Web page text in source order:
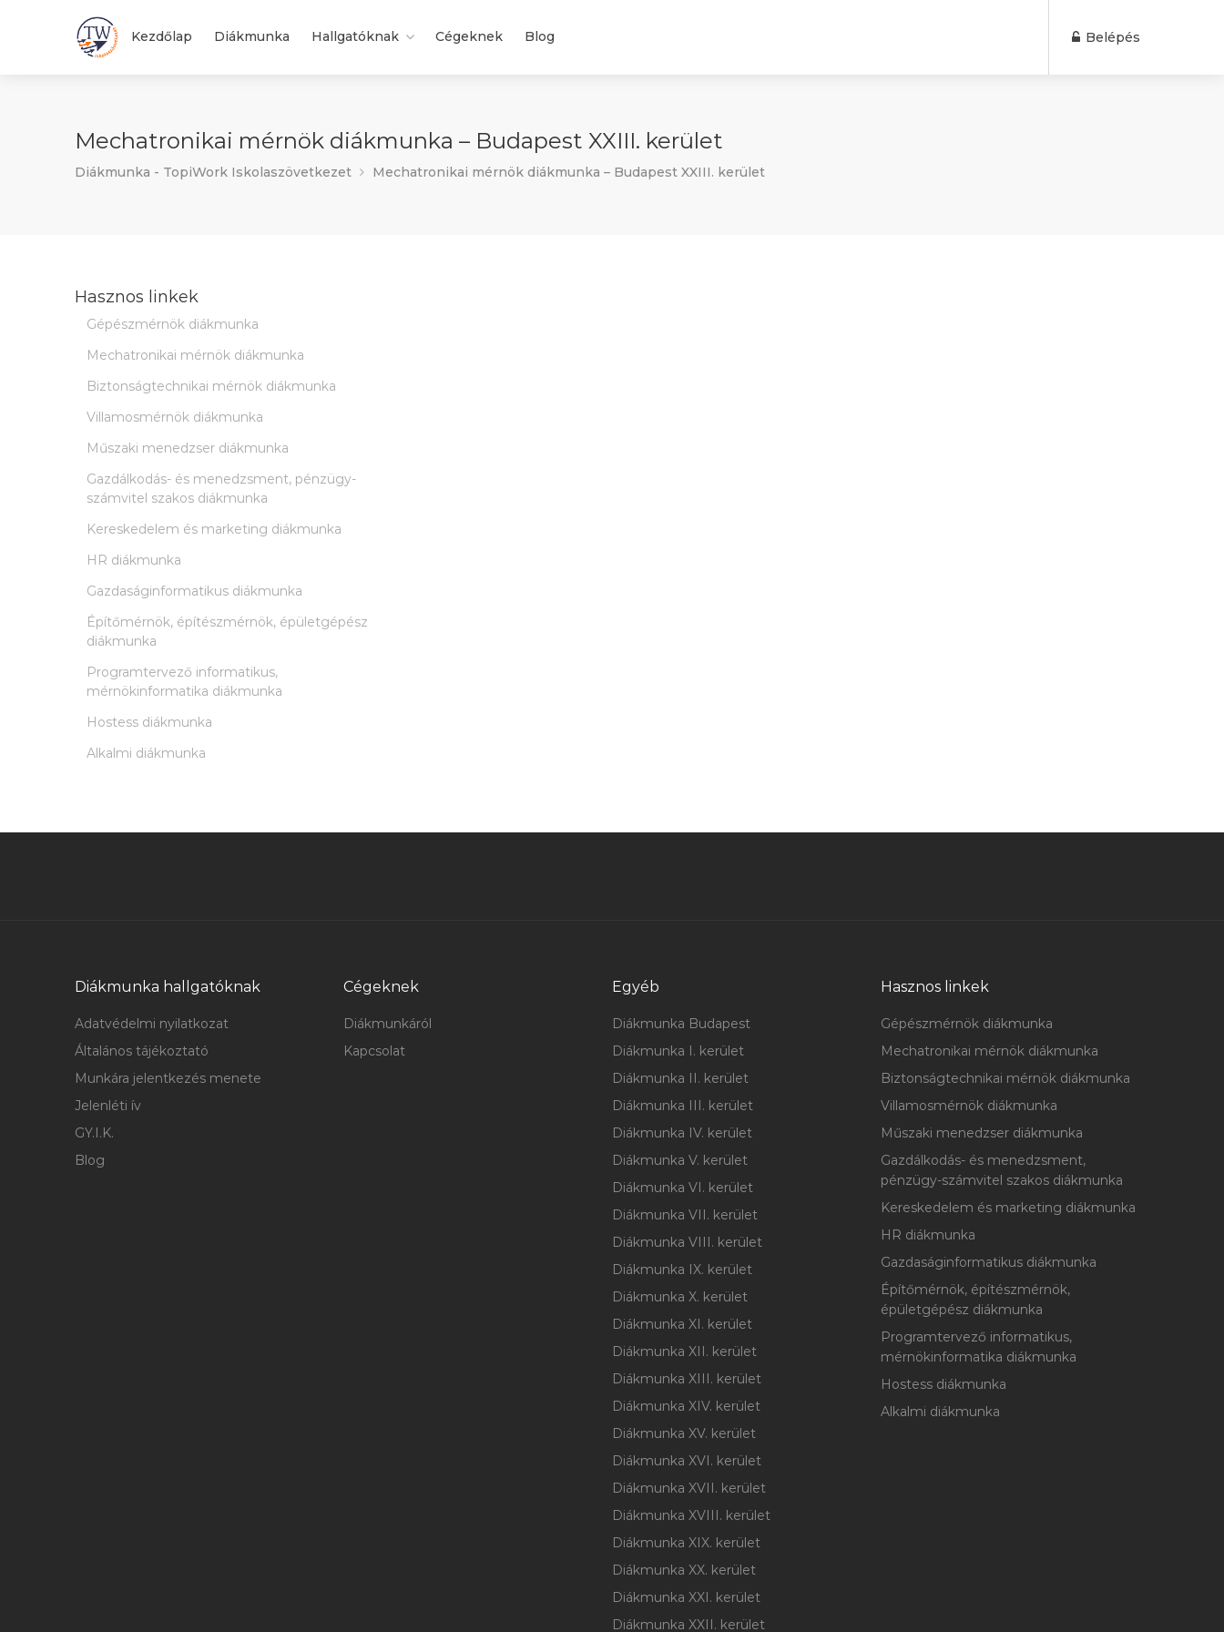
Kezdőlap Diákmunka Hallgatóknak Cégeknek Blog Belépés
Mechatronikai mérnök diákmunka – Budapest XXIII. kerület
Diákmunka - TopiWork Iskolaszövetkezet Mechatronikai mérnök diákmunka – Budapest XXIII. kerület
Hasznos linkek
Gépészmérnök diákmunka
Mechatronikai mérnök diákmunka
Biztonságtechnikai mérnök diákmunka
Villamosmérnök diákmunka
Műszaki menedzser diákmunka
Gazdálkodás- és menedzsment, pénzügy-
számvitel szakos diákmunka
Kereskedelem és marketing diákmunka
HR diákmunka
Gazdaságinformatikus diákmunka
Építőmérnök, építészmérnök, épületgépész
diákmunka
Programtervező informatikus,
mérnökinformatika diákmunka
Hostess diákmunka
Alkalmi diákmunka
Diákmunka hallgatóknak
Adatvédelmi nyilatkozat
Általános tájékoztató
Munkára jelentkezés menete
Jelenléti ív
GY.I.K.
Blog
Cégeknek
Diákmunkáról
Kapcsolat
Egyéb
Diákmunka Budapest
Diákmunka I. kerület
Diákmunka II. kerület
Diákmunka III. kerület
Diákmunka IV. kerület
Diákmunka V. kerület
Diákmunka VI. kerület
Diákmunka VII. kerület
Diákmunka VIII. kerület
Diákmunka IX. kerület
Diákmunka X. kerület
Diákmunka XI. kerület
Diákmunka XII. kerület
Diákmunka XIII. kerület
Diákmunka XIV. kerület
Diákmunka XV. kerület
Diákmunka XVI. kerület
Diákmunka XVII. kerület
Diákmunka XVIII. kerület
Diákmunka XIX. kerület
Diákmunka XX. kerület
Diákmunka XXI. kerület
Diákmunka XXII. kerület
Hasznos linkek
Gépészmérnök diákmunka
Mechatronikai mérnök diákmunka
Biztonságtechnikai mérnök diákmunka
Villamosmérnök diákmunka
Műszaki menedzser diákmunka
Gazdálkodás- és menedzsment,
pénzügy-számvitel szakos diákmunka
Kereskedelem és marketing diákmunka
HR diákmunka
Gazdaságinformatikus diákmunka
Építőmérnök, építészmérnök,
épületgépész diákmunka
Programtervező informatikus,
mérnökinformatika diákmunka
Hostess diákmunka
Alkalmi diákmunka